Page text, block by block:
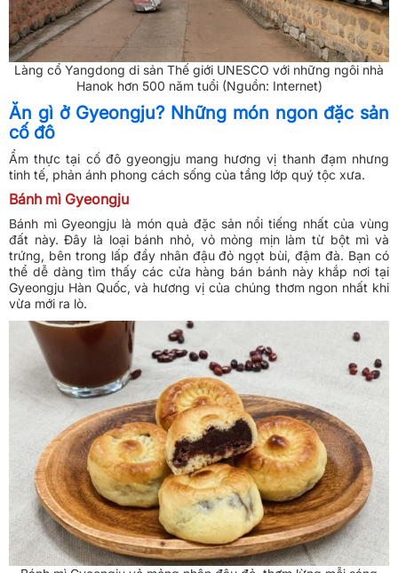
Làng cổ Yangdong di sản Thế giới UNESCO với những ngôi nhà
Hanok hơn 500 năm tuổi (Nguồn: Internet)
Ăn gì ở Gyeongju? Những món ngon đặc sản
cố đô
Ẩm thực tại cố đô gyeongju mang hương vị thanh đạm nhưng
tinh tế, phản ánh phong cách sống của tầng lớp quý tộc xưa.
Bánh mì Gyeongju
Bánh mì Gyeongju là món quà đặc sản nổi tiếng nhất của vùng
đất này. Đây là loại bánh nhỏ, vỏ mỏng mịn làm từ bột mì và
trứng, bên trong lấp đầy nhân đậu đỏ ngọt bùi, đậm đà. Bạn có
thể dễ dàng tìm thấy các cửa hàng bán bánh này khắp nơi tại
Gyeongju Hàn Quốc, và hương vị của chúng thơm ngon nhất khi
vừa mới ra lò.